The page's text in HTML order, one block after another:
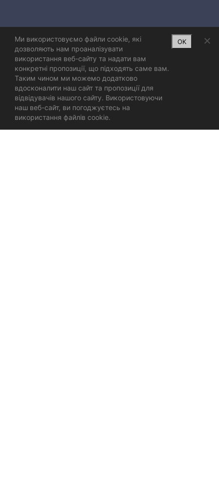
Ми використовуємо файли cookie, які
дозволяють нам проаналізувати
використання веб-сайту та надати вам
конкретні пропозиції, що підходять саме вам.
Таким чином ми можемо додатково
вдосконалити наш сайт та пропозиції для
відвідувачів нашого сайту. Використовуючи
наш веб-сайт, ви погоджуєтесь на
використання файлів cookie.
OK